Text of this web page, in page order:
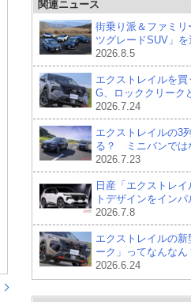
関連ニュース
街乗り派＆ファミリ
ツグレードSUV」を
2026.8.5
エクストレイルを買
G、ロッククリーク
2026.7.24
エクストレイルの3
る？ ミニバンでは
2026.7.23
日産「エクストレ
トデザインをインパ
2026.7.8
エクストレイルの新
ーク」ってなんな
2026.6.24